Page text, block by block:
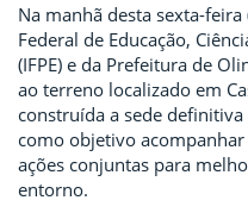
Na manhã desta sexta-
Federal de Educação,
(IFPE) e da Prefeitura de
ao terreno localizado em
construída a sede
como objetivo
ações conjuntas para
entorno.